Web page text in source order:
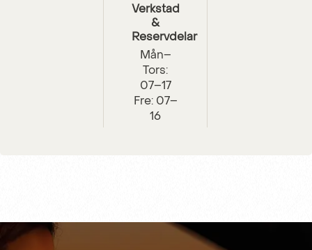
Verkstad
&
Reservdelar
Mån–
Tors:
07–17
Fre: 07–
16